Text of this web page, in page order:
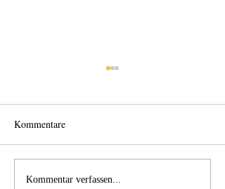
Alles was möglich ist?
Kommentare
Kommentar verfassen...